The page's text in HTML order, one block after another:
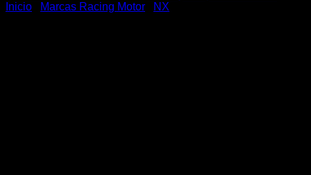
Inicio Marcas Racing Motor NX